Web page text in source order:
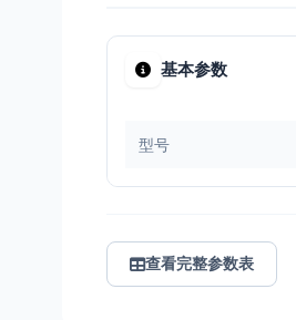
基本参数
型号
查看完整参数表